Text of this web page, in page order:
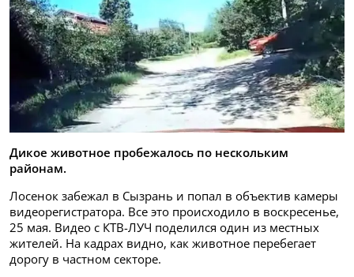
Дикое животное пробежалось по нескольким
районам.
Лосенок забежал в Сызрань и попал в объектив камеры
видеорегистратора. Все это происходило в воскресенье,
25 мая. Видео с КТВ-ЛУЧ поделился один из местных
жителей. На кадрах видно, как животное перебегает
дорогу в частном секторе.